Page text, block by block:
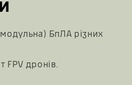
БпЛА різних
FPV дронів.